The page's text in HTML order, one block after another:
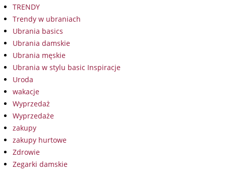
TRENDY
Trendy w ubraniach
Ubrania basics
Ubrania damskie
Ubrania męskie
Ubrania w stylu basic Inspiracje
Uroda
wakacje
Wyprzedaż
Wyprzedaże
zakupy
zakupy hurtowe
Zdrowie
Zegarki damskie